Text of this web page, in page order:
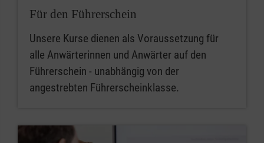
Für den Führerschein
Unsere Kurse dienen als Voraussetzung für
alle Anwärterinnen und Anwärter auf den
Führerschein - unabhängig von der
angestrebten Führerscheinklasse.